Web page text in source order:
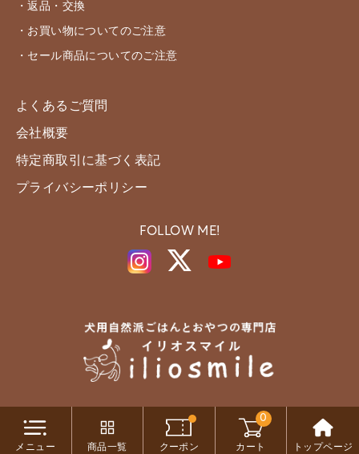
・返品・交換
・お買い物についてのご注意
・セール商品についてのご注意
よくあるご質問
会社概要
特定商取引に基づく表記
プライバシーポリシー
FOLLOW ME!
Copyright c iliosmile All Rights Reserved.
メニュー 商品一覧 クーポン
0
カート トップページ